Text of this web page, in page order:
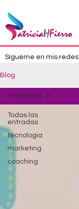
Sígueme en mis redes
Blog
Todas las
entradas
tecnologia
marketing
coaching
marketing